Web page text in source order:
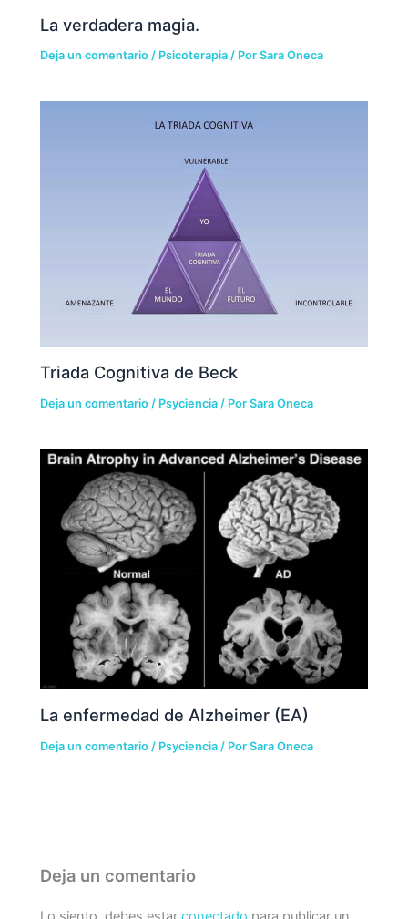
La verdadera magia.
Deja un comentario / Psicoterapia / PorSara Oneca
Triada Cognitiva de Beck
Deja un comentario / Psyciencia / PorSara Oneca
La enfermedad de Alzheimer (EA)
Deja un comentario / Psyciencia / PorSara Oneca
Deja un comentario